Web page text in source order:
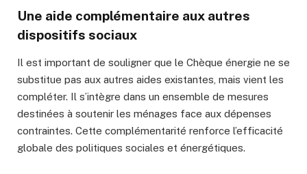
Une aide complémentaire aux autres
dispositifs sociaux
Il est important de souligner que le Chèque énergie ne se
substitue pas aux autres aides existantes, mais vient les
compléter. Il s’intègre dans un ensemble de mesures
destinées à soutenir les ménages face aux dépenses
contraintes. Cette complémentarité renforce l’efficacité
globale des politiques sociales et énergétiques.